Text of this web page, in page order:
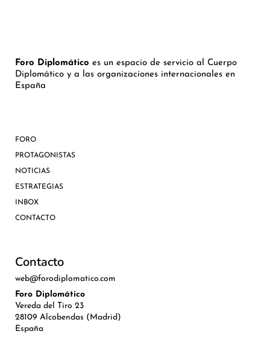
Foro Diplomático es un espacio de servicio al Cuerpo
Diplomático y a las organizaciones internacionales en
España
FORO
PROTAGONISTAS
NOTICIAS
ESTRATEGIAS
INBOX
CONTACTO
Contacto
web@forodiplomatico.com
Foro Diplomático
Vereda del Tiro 23
28109 Alcobendas (Madrid)
España